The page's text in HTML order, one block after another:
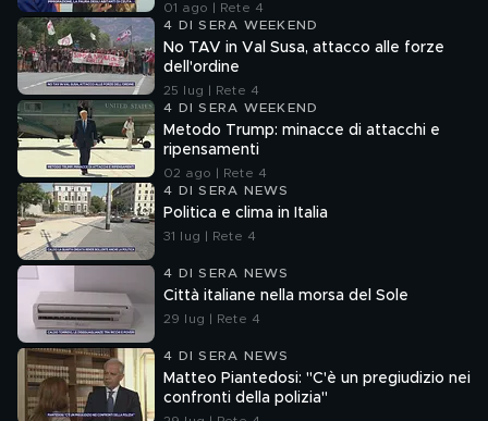
01 ago | Rete 4
4 DI SERA WEEKEND
No TAV in Val Susa, attacco alle forze
dell'ordine
25 lug | Rete 4
4 DI SERA WEEKEND
Metodo Trump: minacce di attacchi e
ripensamenti
02 ago | Rete 4
4 DI SERA NEWS
Politica e clima in Italia
31 lug | Rete 4
4 DI SERA NEWS
Città italiane nella morsa del Sole
29 lug | Rete 4
4 DI SERA NEWS
Matteo Piantedosi: "C'è un pregiudizio nei
confronti della polizia"